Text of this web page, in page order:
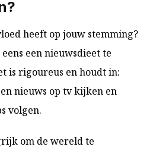
heeft op jouw stemming?
een nieuwsdieet te
is rigoureus en houdt in:
nieuws op tv kijken en
volgen.
om de wereld te